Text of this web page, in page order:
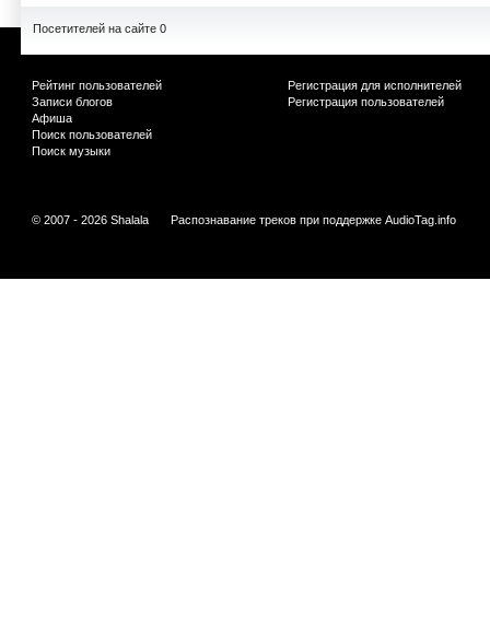
Посетителей на сайте 0
Рейтинг пользователей
Записи блогов
Афиша
Поиск пользователей
Поиск музыки
Регистрация для исполнителей
Регистрация пользователей
© 2007 - 2026 Shalala Распознавание треков при поддержке AudioTag.info